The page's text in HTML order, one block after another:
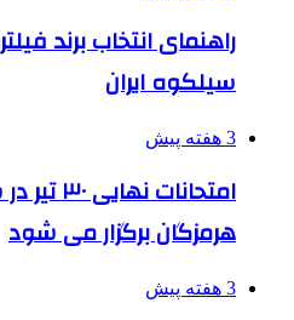
راهنمای انتخاب برند
سیلکوه ایران
3 هفته پیش
امتحانات
هرمزگان برگزار می شود
3 هفته پیش